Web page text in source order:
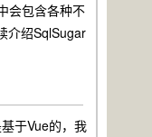
会包含各种不
介绍SqlSugar
于Vue的，我